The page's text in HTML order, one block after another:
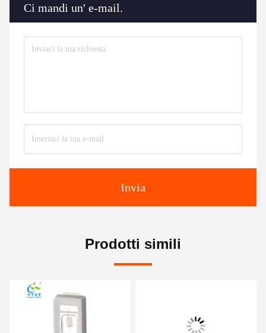
Ci mandi un' e-mail.
Invia
Prodotti simili